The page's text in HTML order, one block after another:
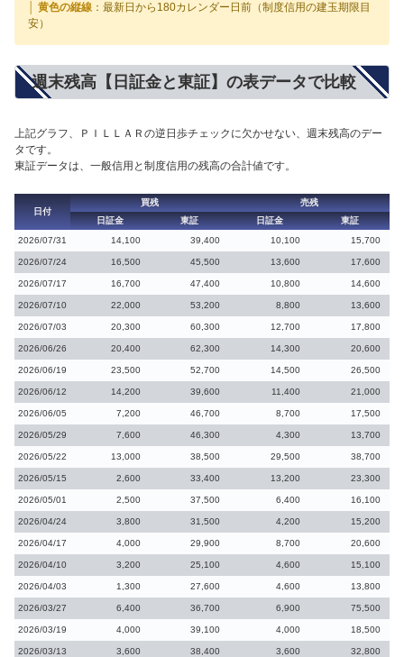
│ 黄色の縦線 ：最新日から180カレンダー日前（制度信用の建玉期限目
安）
週末残高【日証金と東証】の表データで比較
上記グラフ、ＰＩＬＬＡＲの逆日歩チェックに欠かせない、週末残高のデー
タです。
東証データは、一般信用と制度信用の残高の合計値です。
日付
買残
売残
日証金
東証 日証金
東証
2026/07/31
14,100 39,400 10,100 15,700
2026/07/24 16,500 45,500 13,600 17,600
2026/07/17 16,700 47,400 10,800 14,600
2026/07/10 22,000 53,200 8,800 13,600
2026/07/03 20,300 60,300 12,700 17,800
2026/06/26 20,400 62,300 14,300 20,600
2026/06/19 23,500 52,700 14,500 26,500
2026/06/12 14,200 39,600 11,400 21,000
2026/06/05 7,200 46,700 8,700 17,500
2026/05/29 7,600 46,300 4,300 13,700
2026/05/22 13,000 38,500 29,500 38,700
2026/05/15 2,600 33,400 13,200 23,300
2026/05/01 2,500 37,500 6,400 16,100
2026/04/24 3,800 31,500 4,200 15,200
2026/04/17 4,000 29,900 8,700 20,600
2026/04/10 3,200 25,100 4,600 15,100
2026/04/03 1,300 27,600 4,600 13,800
2026/03/27 6,400 36,700 6,900 75,500
2026/03/19 4,000 39,100 4,000 18,500
2026/03/13 3,600 38,400 3,600 32,800